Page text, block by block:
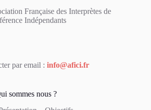
Française des Interprètes de
Indépendants
par email :info@afici.fr
sommes nous ?